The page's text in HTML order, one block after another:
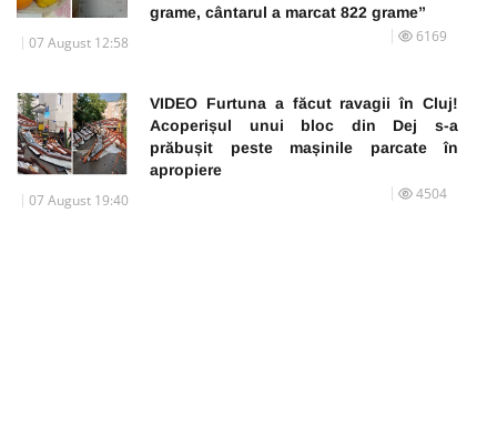
grame, cântarul a marcat 822 grame”
07 August 12:58 6169
VIDEO Furtuna a făcut ravagii în Cluj!
Acoperișul unui bloc din Dej s-a
prăbușit peste mașinile parcate în
apropiere
07 August 19:40 4504